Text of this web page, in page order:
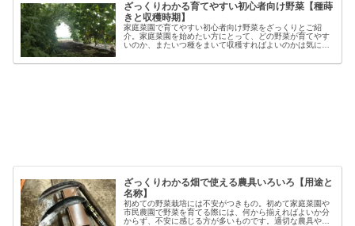
ざっくりわかる育てやすい初心者向け野菜【種蒔
きと収穫時期】
家庭菜園で育てやすい初心者向け野菜をざっくりとご紹
介。家庭菜園を始めたい方にとって、どの野菜が育てやす
いのか、またいつ種をまいて収穫すればよいのかは気にな
類でも「早生」「中生」「晩生」など...
ざっくりわかる畑で使える農具いろいろ【用途と
名称】
初めての野菜栽培には不安がつきもの。初めて家庭菜園や
市民農園で野菜を育てる際には、何から揃えればよいか分
からず、不安に感じる方が多いものです。適切な農具や資